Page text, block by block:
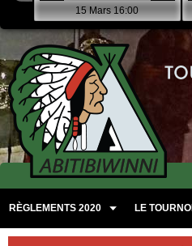
15 Mars 16:00
RÈGLEMENTS 2020 LE TOURNOI